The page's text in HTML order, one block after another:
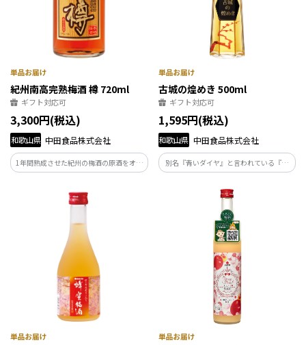
紀州南高完熟梅酒 樽 720ml
ギフト対応可
3,300円(税込)
和歌山県 中田食品株式会社
1年間熟成させた紀州の梅酒の原酒をオー
ク樽に移しさらに1年間熟成させた原酒で
りと完熟梅の芳醇な香りが合わさったこ
さい。
古城の煌めき 500ml
ギフト対応可
1,595円(税込)
和歌山県 中田食品株式会社
別名『青いダイヤ』と言われている『古
城梅』を丁寧に漬込みました。古城梅は
梅全体の１割に満たない大変貴重な品種
です。